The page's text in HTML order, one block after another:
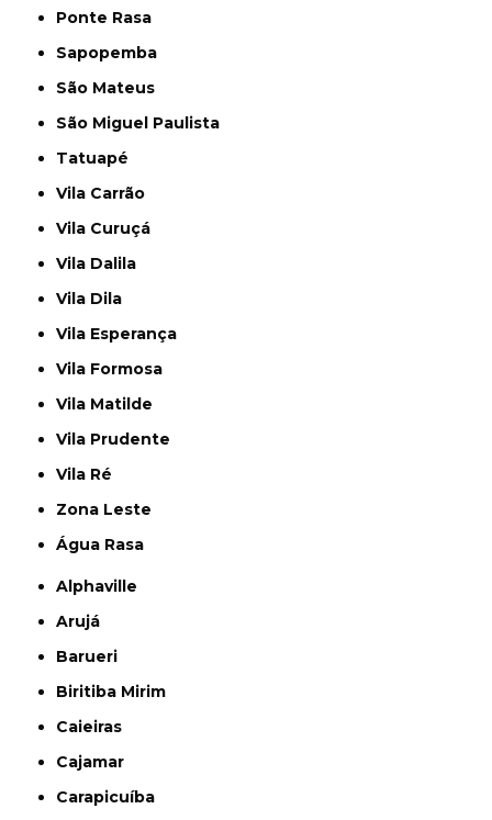
Ponte Rasa
Sapopemba
São Mateus
São Miguel Paulista
Tatuapé
Vila Carrão
Vila Curuçá
Vila Dalila
Vila Dila
Vila Esperança
Vila Formosa
Vila Matilde
Vila Prudente
Vila Ré
Zona Leste
Água Rasa
Alphaville
Arujá
Barueri
Biritiba Mirim
Caieiras
Cajamar
Carapicuíba